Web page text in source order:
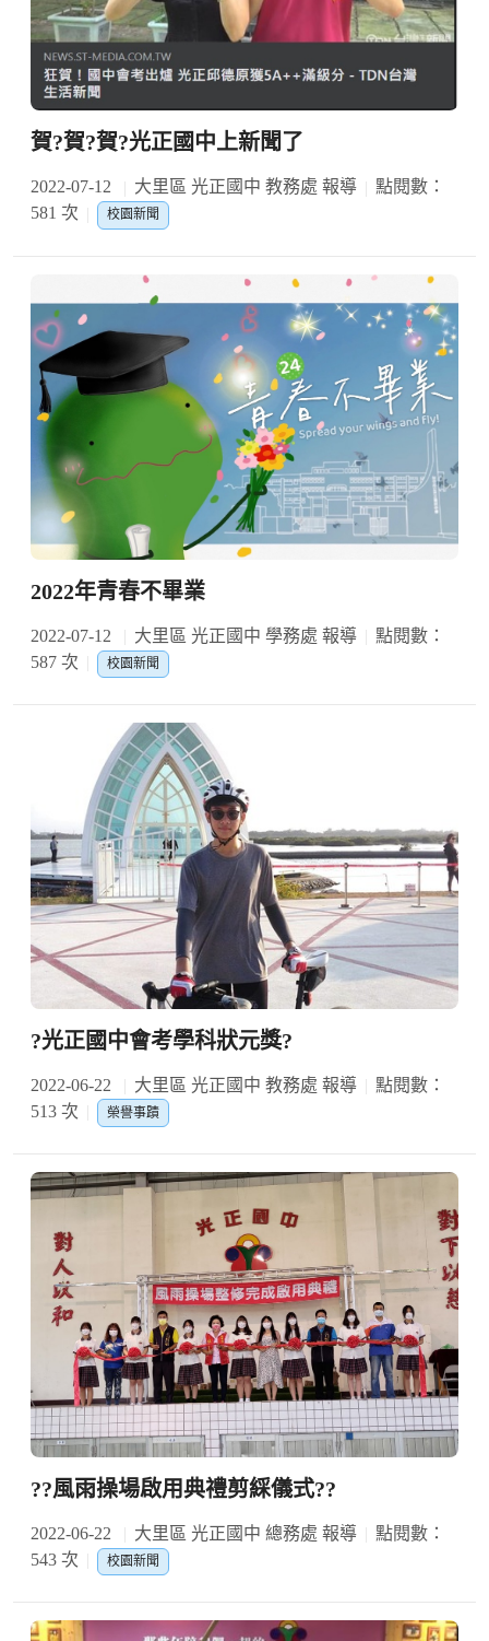
賀?賀?賀?光正國中上新聞了
2022-07-12 大里區 光正國中 教務處 報導
點閱數：
581 次
校園新聞
2022年青春不畢業
2022-07-12 大里區 光正國中 學務處 報導
點閱數：
587 次
校園新聞
?光正國中會考學科狀元獎?
2022-06-22 大里區 光正國中 教務處 報導
點閱數：
513 次
榮譽事蹟
??風雨操場啟用典禮剪綵儀式??
2022-06-22 大里區 光正國中 總務處 報導
點閱數：
543 次
校園新聞